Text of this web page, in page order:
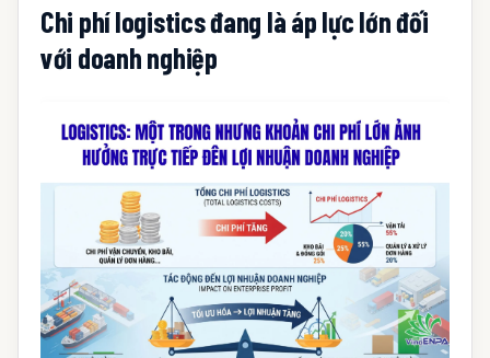
Chi phí logistics đang là áp lực lớn đối
với doanh nghiệp